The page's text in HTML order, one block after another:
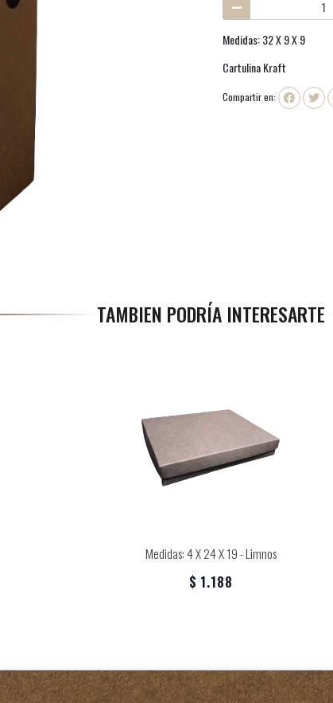
Medidas: 32 X 9 X 9
Cartulina Kraft
Compartir en:
TAMBIEN PODRÍA INTERESARTE
Medidas: 4 X 24 X 19 - Limnos
$ 1.188